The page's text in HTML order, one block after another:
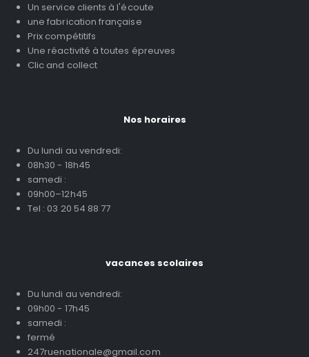
Un service clients à l'écoute
une fabrication française
Prix compétitifs
Une réactivité à toutes épreuves
Clic and collect
Nos horaires
Du lundi au vendredi:
08h30 - 18h45
samedi :
09h00–12h45
Tel : 03 20 54 88 77
vacances scolaires
Du lundi au vendredi:
09h00 - 17h45
samedi :
fermé
247ruenationale@gmail.com